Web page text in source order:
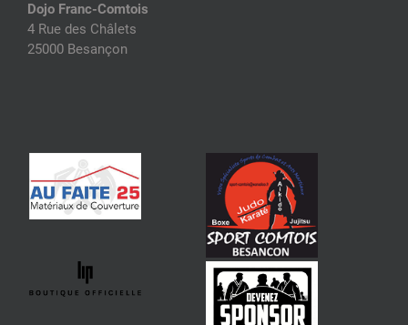
Dojo Franc-Comtois
4 Rue des Châlets
25000 Besançon